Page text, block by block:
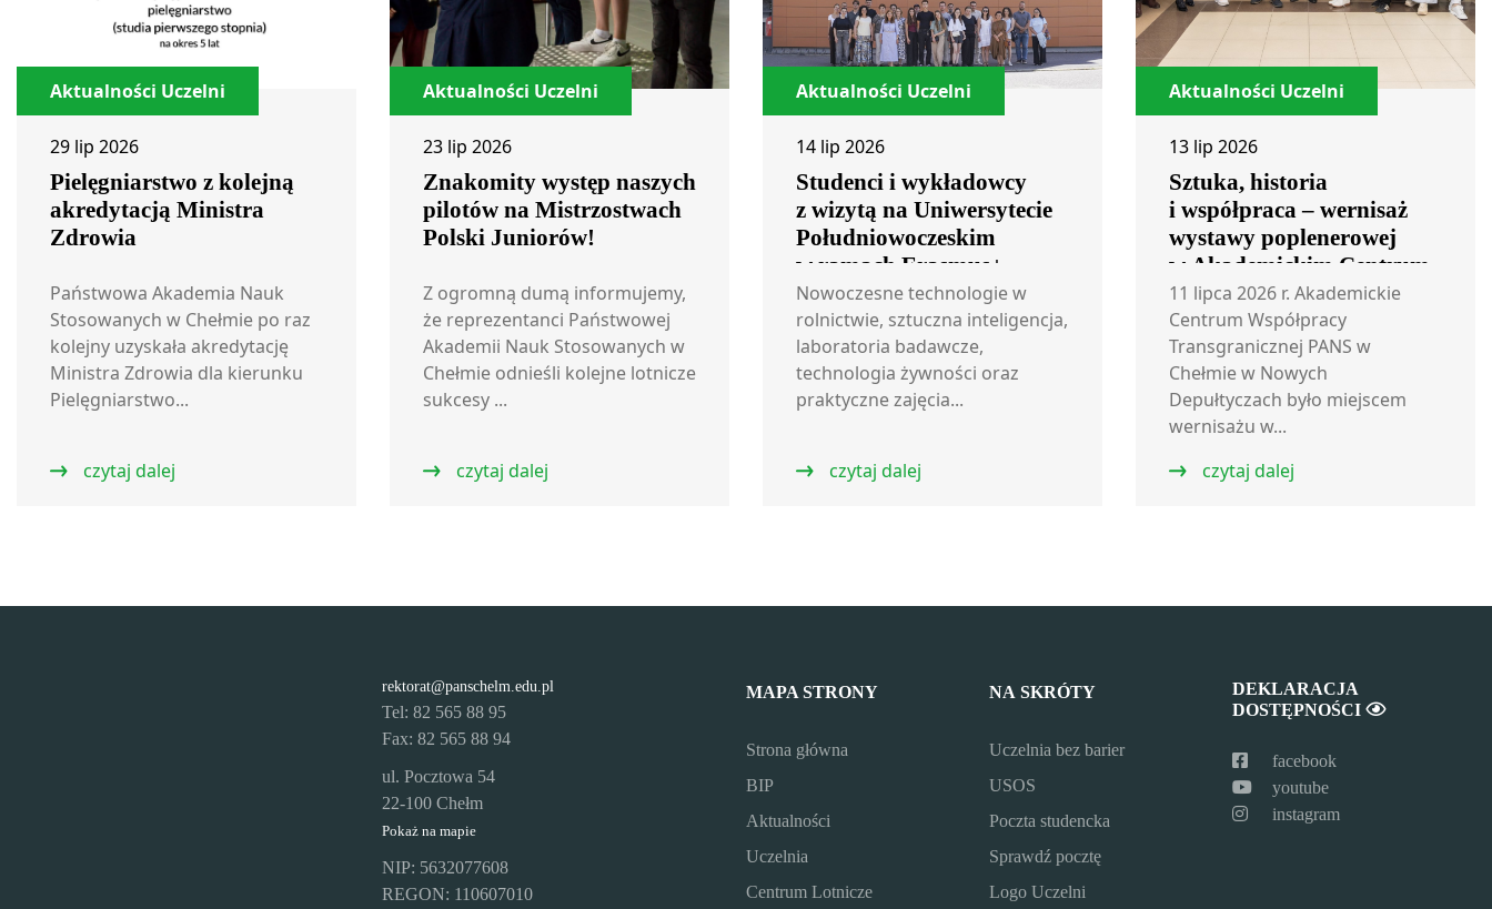
Aktualności Uczelni
29 lip 2026
Pielęgniarstwo z kolejną
akredytacją Ministra
Zdrowia
Państwowa Akademia Nauk
Stosowanych w Chełmie po raz
kolejny uzyskała akredytację
Ministra Zdrowia dla kierunku
Pielęgniarstwo...
czytaj dalej
Aktualności Uczelni
23 lip 2026
Znakomity występ naszych
pilotów na Mistrzostwach
Polski Juniorów!
Z ogromną dumą informujemy,
że reprezentanci Państwowej
Akademii Nauk Stosowanych w
Chełmie odnieśli kolejne lotnicze
sukcesy ...
czytaj dalej
Aktualności Uczelni
14 lip 2026
Studenci i wykładowcy
z wizytą na Uniwersytecie
Południowoczeskim
w ramach Erasmus+
Nowoczesne technologie w
rolnictwie, sztuczna inteligencja,
laboratoria badawcze,
technologia żywności oraz
praktyczne zajęcia...
czytaj dalej
Aktualności Uczelni
13 lip 2026
Sztuka, historia
i współpraca – wernisaż
wystawy poplenerowej
w Akademickim Centrum
Współpracy
Transgranicznej
11 lipca 2026 r. Akademickie
Centrum Współpracy
Transgranicznej PANS w
Chełmie w Nowych
Depułtyczach było miejscem
wernisażu w...
czytaj dalej
rektorat@panschelm.edu.pl
Tel: 82 565 88 95
Fax: 82 565 88 94
ul. Pocztowa 54
22-100 Chełm
Pokaż na mapie
NIP: 5632077608
REGON: 110607010
MAPA STRONY
Strona główna
BIP
Aktualności
Uczelnia
Centrum Lotnicze
NA SKRÓTY
Uczelnia bez barier
USOS
Poczta studencka
Sprawdź pocztę
Logo Uczelni
DEKLARACJA
DOSTĘPNOŚCI
facebook
youtube
instagram